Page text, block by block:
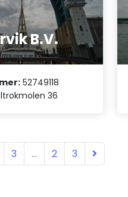
B.V.
52749118
36
3 ... 2 3